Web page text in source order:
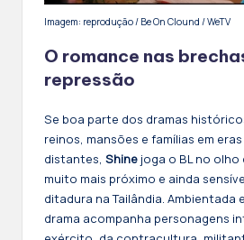
Imagem: reprodução / Be On Clound / WeTV
O romance nas
repressão
Se boa parte dos dramas
reinos, mansões e famílias em eras
distantes, Shine joga o BL no olho
muito mais próximo e ainda
ditadura na Tailândia. Ambientada
drama acompanha personagens